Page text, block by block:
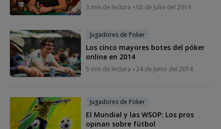
3 min de lectura 02 de Julio del 2014
Jugadores de Poker
Los cinco mayores botes del póker
online en 2014
5 min de lectura 24 de Junio del 2014
Jugadores de Poker
El Mundial y las WSOP: Los pros
opinan sobre fútbol